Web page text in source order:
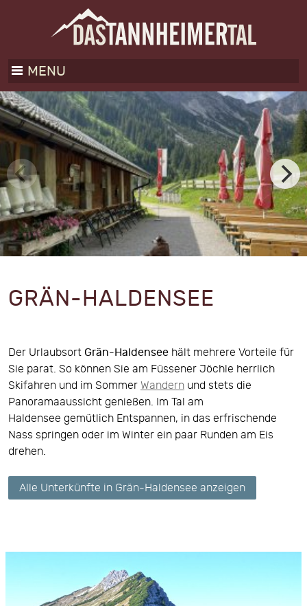
MENU
GRÄN-HALDENSEE
Der Urlaubsort Grän-Haldensee hält mehrere Vorteile für
Sie parat. So können Sie am Füssener Jöchle herrlich
Skifahren und im Sommer Wandern und stets die
Panoramaaussicht genießen. Im Tal am
Haldensee gemütlich Entspannen, in das erfrischende
Nass springen oder im Winter ein paar Runden am Eis
drehen.
Alle Unterkünfte in Grän-Haldensee anzeigen